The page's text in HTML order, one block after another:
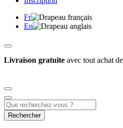
Fr
En
Livraison gratuite avec tout achat
Rechercher